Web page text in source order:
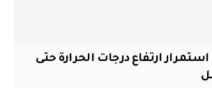
استمرار ارتفاع درجات الحرارة حتى